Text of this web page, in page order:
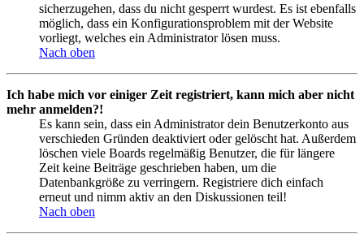
sicherzugehen, dass du nicht gesperrt wurdest. Es ist ebenfalls
möglich, dass ein Konfigurationsproblem mit der Website
vorliegt, welches ein Administrator lösen muss.
Nach oben
Ich habe mich vor einiger Zeit registriert, kann mich aber nicht
mehr anmelden?!
Es kann sein, dass ein Administrator dein Benutzerkonto aus
verschieden Gründen deaktiviert oder gelöscht hat. Außerdem
löschen viele Boards regelmäßig Benutzer, die für längere
Zeit keine Beiträge geschrieben haben, um die
Datenbankgröße zu verringern. Registriere dich einfach
erneut und nimm aktiv an den Diskussionen teil!
Nach oben